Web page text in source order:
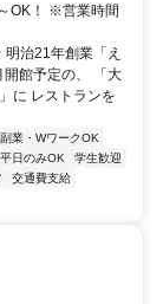
OK！ ※営業時間
治21年創業「え
館予定の、 「大
に レストランを
副業・WワークOK
平日のみOK
学生歓迎
交通費支給